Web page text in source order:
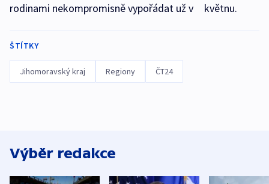
rodinami nekompromisně vypořádat už v květnu.
ŠTÍTKY
Jihomoravský kraj Regiony ČT24
Výběr redakce